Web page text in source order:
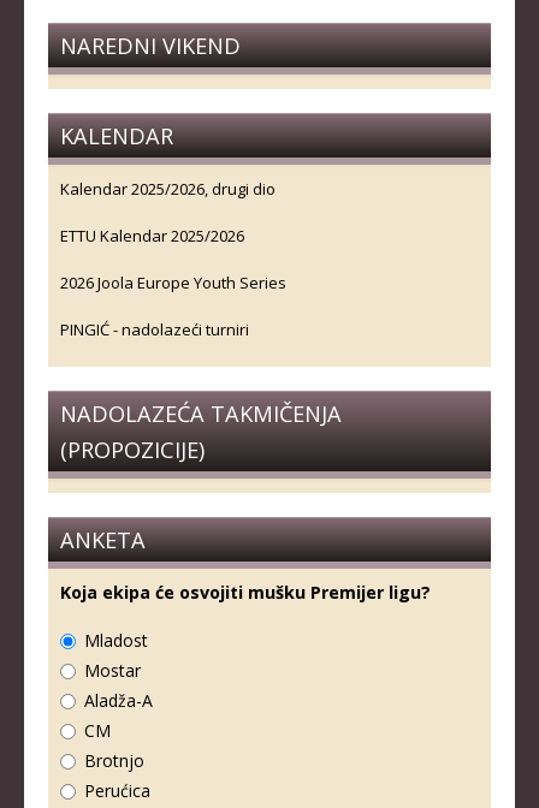
NAREDNI VIKEND
KALENDAR
Kalendar 2025/2026, drugi dio
ETTU Kalendar 2025/2026
2026 Joola Europe Youth Series
PINGIĆ - nadolazeći turniri
NADOLAZEĆA TAKMIČENJA
(PROPOZICIJE)
ANKETA
Koja ekipa će osvojiti mušku Premijer ligu?
Mladost
Mostar
Aladža-A
CM
Brotnjo
Perućica